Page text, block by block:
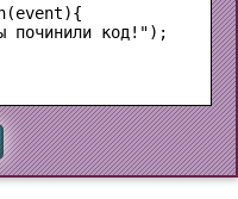
починили код!");